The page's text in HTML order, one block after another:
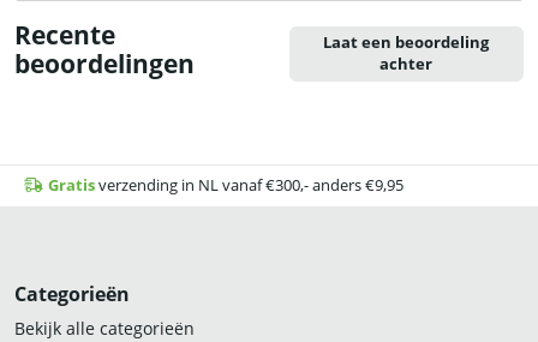
Recente
beoordelingen
Laat een beoordeling
achter
Gratisverzending in NL vanaf €300,- anders €9,95
Categorieën
Bekijk alle categorieën